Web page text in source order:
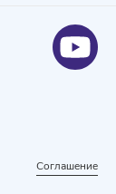
Соглашение